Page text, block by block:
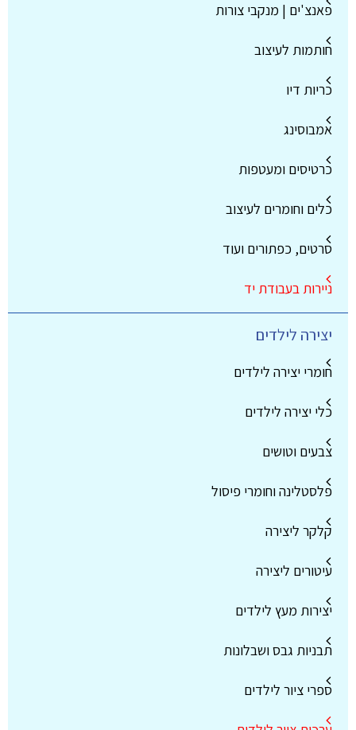
פאנצ'ים | מנקבי צורות
חותמות לעיצוב
כריות דיו
אמבוסינג
כרטיסים ומעטפות
כלים וחומרים לעיצוב
סרטים, כפתורים ועוד
ניירות בעבודת יד
יצירה לילדים
חומרי יצירה לילדים
כלי יצירה לילדים
צבעים וטושים
פלסטלינה וחומרי פיסול
קלקר ליצירה
עיטורים ליצירה
יצירות מעץ לילדים
תבניות גבס ושבלונות
ספרי ציור לילדים